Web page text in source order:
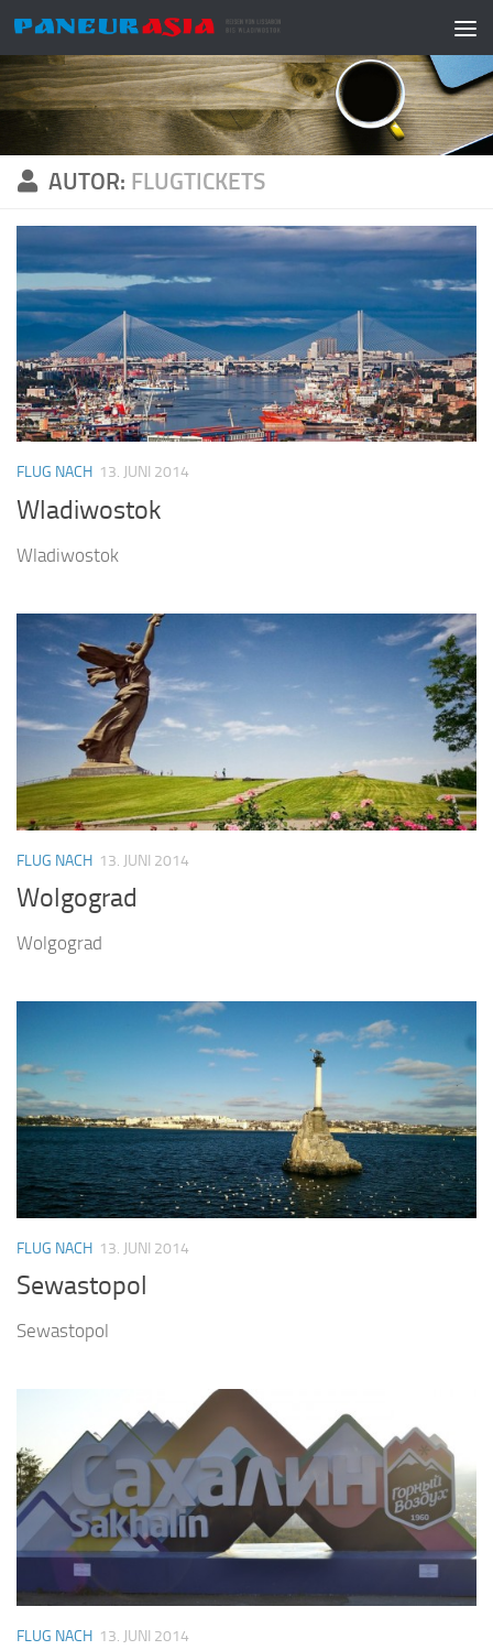
Zum Inhalt springen
AUTOR: FLUGTICKETS
FLUG NACH 13. JUNI 2014
Wladiwostok
Wladiwostok
FLUG NACH 13. JUNI 2014
Wolgograd
Wolgograd
FLUG NACH 13. JUNI 2014
Sewastopol
Sewastopol
FLUG NACH 13. JUNI 2014